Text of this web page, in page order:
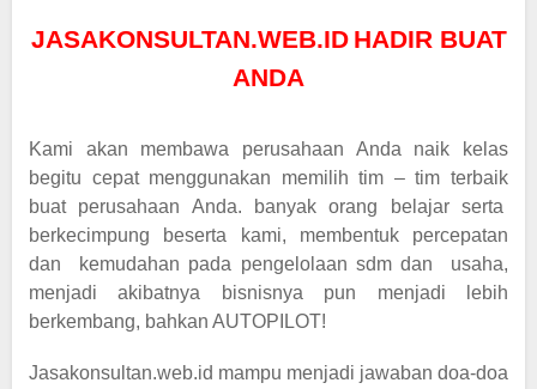
JASAKONSULTAN.WEB.ID HADIR BUAT
ANDA
Kami akan membawa perusahaan Anda naik kelas
begitu cepat menggunakan memilih tim – tim terbaik
buat perusahaan Anda. banyak orang belajar serta
berkecimpung beserta kami, membentuk percepatan
dan kemudahan pada pengelolaan sdm dan usaha,
menjadi akibatnya bisnisnya pun menjadi lebih
berkembang, bahkan AUTOPILOT!
Jasakonsultan.web.id mampu menjadi jawaban doa-doa